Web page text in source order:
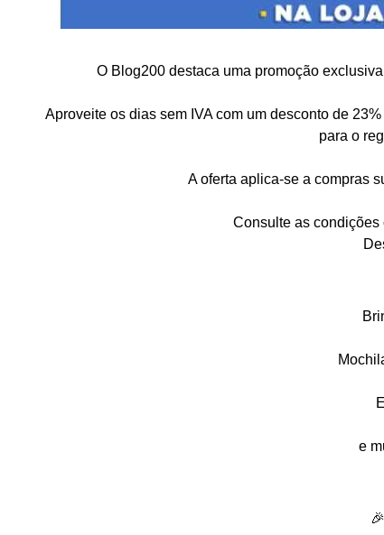
O Blog200 destaca uma promoção
Aproveite os dias sem IVA com um desconto de
para o
A oferta aplica-se a compras
Consulte as condições
e